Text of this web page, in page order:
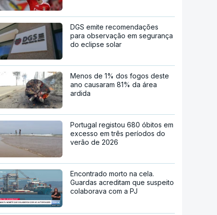
DGS emite recomendações
para observação em segurança
do eclipse solar
Menos de 1% dos fogos deste
ano causaram 81% da área
ardida
Portugal registou 680 óbitos em
excesso em três períodos do
verão de 2026
Encontrado morto na cela.
Guardas acreditam que suspeito
colaborava com a PJ